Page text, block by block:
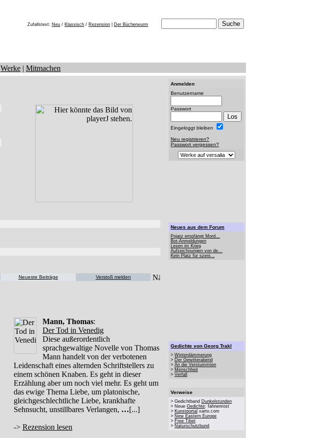
Zufallstext: Neu / Klassisch / Rezension Der Bücherwurm
Werke | Mitmachen
Neueste Beiträge Verstoß melden
Mann, Thomas:
Der Tod in Venedig
Diese außerordentlich
sprachgewaltige Novelle von Thomas
Mann handelt von der verbotenen
Leidenschaft eines alternden Schriftstellers zu
einem schönen Knaben. Es geht in dieser
Erzählung aber um noch viel mehr. Es geht um
das ewige Thema Liebe, um platonische,
gleichgeschlechtliche Liebe, krankhafte
Sehnsucht, unstillbares Verlangen, …[...]
-> Rezension lesen
Anmelden
Benutzername
Passwort
Eingeloggt bleiben
Neu registrieren?
Passwort vergessen?
Neues aus dem Forum
Pojatz empfängt Mord...
Bot-Anmeldungen
Lesen im Krieg
Aufzeichnungen von de...
Kein Platz für szeni...
Gedichte von Georg Trakl
> Winterdämmerung
> Der Gewitterabend
> An die Verstummten
> Menschheit
> Verfall
Verweise
> Gedichtband Dunkelstunden
> Neue Gedichte: fahnenrost
> Kunstportal xarto.com
> New Eastern Europe
> Free Tibet
> Naturschutzbund